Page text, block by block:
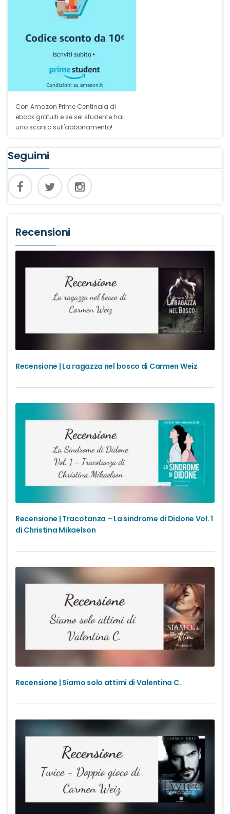
Con Amazon Prime Centinaia di
ebook gratuiti e se sei studente hai
uno sconto sull'abbonamento!
Seguimi
Recensioni
Recensione | La ragazza nel bosco di Carmen Weiz
Recensione | Tracotanza – La sindrome di Didone Vol. 1
di Christina Mikaelson
Recensione | Siamo solo attimi di Valentina C.